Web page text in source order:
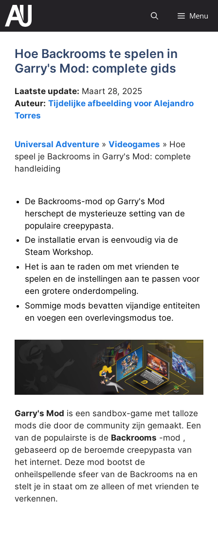
naar
de
Menu
Hoe Backrooms te spelen in
Garry's Mod: complete gids
Laatste update: Maart 28, 2025
Auteur: Tijdelijke afbeelding voor Alejandro
Torres
Universal Adventure » Videogames » Hoe
speel je Backrooms in Garry's Mod: complete
handleiding
De Backrooms-mod op Garry's Mod
herschept de mysterieuze setting van de
populaire creepypasta.
De installatie ervan is eenvoudig via de
Steam Workshop.
Het is aan te raden om met vrienden te
spelen en de instellingen aan te passen voor
een grotere onderdompeling.
Sommige mods bevatten vijandige entiteiten
en voegen een overlevingsmodus toe.
Garry's Mod is een sandbox-game met talloze
mods die door de community zijn gemaakt. Een
van de populairste is de Backrooms -mod ,
gebaseerd op de beroemde creepypasta van
het internet. Deze mod bootst de
onheilspellende sfeer van de Backrooms na en
stelt je in staat om ze alleen of met vrienden te
verkennen.